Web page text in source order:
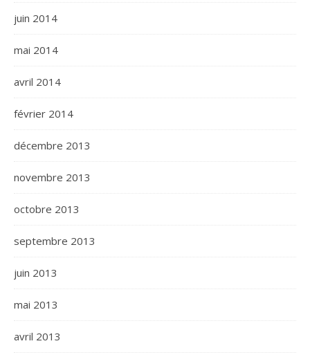
juin 2014
mai 2014
avril 2014
février 2014
décembre 2013
novembre 2013
octobre 2013
septembre 2013
juin 2013
mai 2013
avril 2013